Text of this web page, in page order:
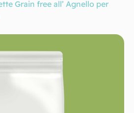
Grain free all’ Agnello per